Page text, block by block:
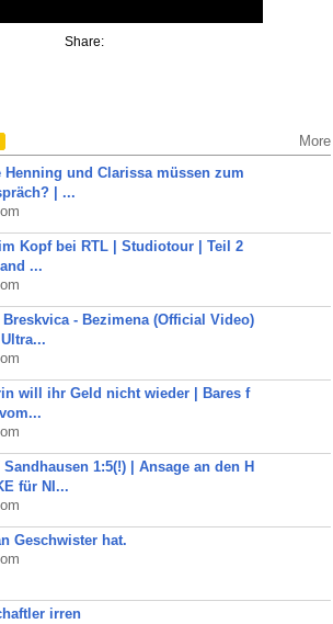
Share:
More
Henning und Clarissa müssen zum
| ...
Kopf bei RTL | Studiotour | Teil 2
...
Breskvica - Bezimena (Official Video)
will ihr Geld nicht wieder | Bares f
Sandhausen 1:5(!) | Ansage an den H
für NI...
Geschwister hat.
irren